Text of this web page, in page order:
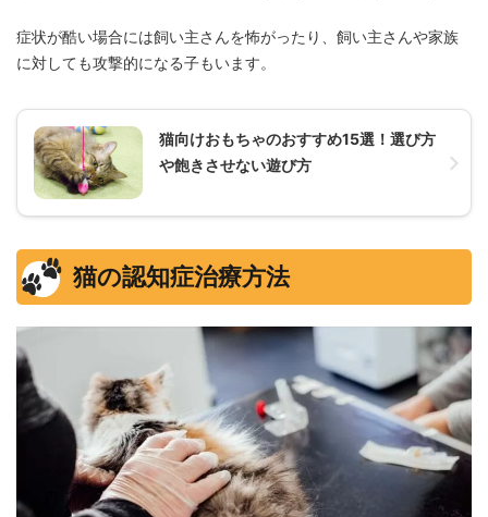
症状が酷い場合には飼い主さんを怖がったり、飼い主さんや家族
に対しても攻撃的になる子もいます。
猫向けおもちゃのおすすめ15選！選び方
や飽きさせない遊び方
猫の認知症治療方法